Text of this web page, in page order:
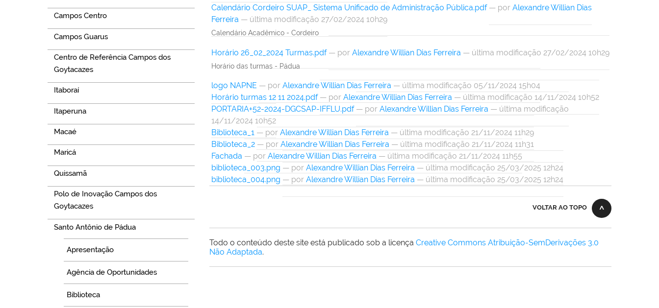
Campos Centro
Campos Guarus
Centro de Referência Campos dos
Goytacazes
Itaboraí
Itaperuna
Macaé
Maricá
Quissamã
Polo de Inovação Campos dos
Goytacazes
Santo Antônio de Pádua
Apresentação
Agência de Oportunidades
Biblioteca
Calendário Cordeiro SUAP_ Sistema Unificado de Administração Pública.pdf — por Alexandre Willian Dias
Ferreira — última modificação 27/02/2024 10h29
Calendário Acadêmico - Cordeiro
Horário 26_02_2024 Turmas.pdf — por Alexandre Willian Dias Ferreira — última modificação 27/02/2024 10h29
Horário das turmas - Pádua
logo NAPNE — por Alexandre Willian Dias Ferreira — última modificação 05/11/2024 15h04
Horário turmas 12 11 2024.pdf — por Alexandre Willian Dias Ferreira — última modificação 14/11/2024 10h52
PORTARIA+52-2024-DGCSAP-IFFLU.pdf — por Alexandre Willian Dias Ferreira — última modificação
14/11/2024 10h52
Biblioteca_1 — por Alexandre Willian Dias Ferreira — última modificação 21/11/2024 11h29
Biblioteca_2 — por Alexandre Willian Dias Ferreira — última modificação 21/11/2024 11h31
Fachada — por Alexandre Willian Dias Ferreira — última modificação 21/11/2024 11h55
biblioteca_003.png — por Alexandre Willian Dias Ferreira — última modificação 25/03/2025 12h24
biblioteca_004.png — por Alexandre Willian Dias Ferreira — última modificação 25/03/2025 12h24
VOLTAR AO TOPO
Todo o conteúdo deste site está publicado sob a licença Creative Commons Atribuição-SemDerivações 3.0
Não Adaptada.